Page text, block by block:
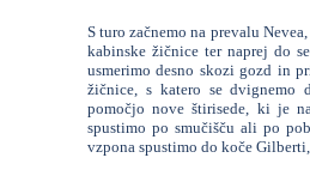
S turo začnemo na prevalu
kabinske žičnice ter naprej do
usmerimo desno skozi gozd in
žičnice, s katero se dvignemo
pomočjo nove štirisede, ki je
spustimo po smučišču ali po
vzpona spustimo do koče